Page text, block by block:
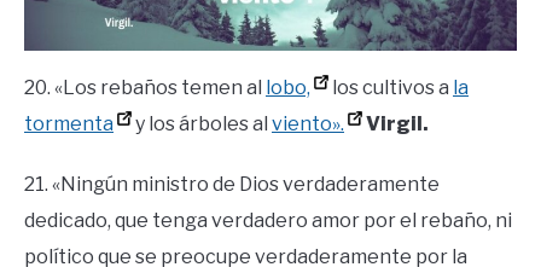
20. «Los rebaños temen al lobo, los cultivos a la
tormenta
y los árboles al viento». Virgil.
21. «Ningún ministro de Dios verdaderamente
dedicado, que tenga verdadero amor por el rebaño, ni
político que se preocupe verdaderamente por la